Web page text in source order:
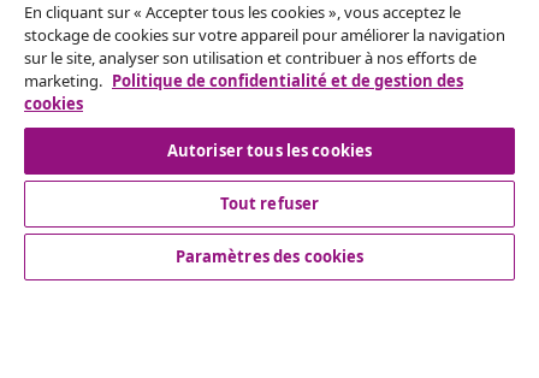
vidaXL
Découvrez-en plus
En cliquant sur « Accepter tous les cookies », vous acceptez le
stockage de cookies sur votre appareil pour améliorer la navigation
sur le site, analyser son utilisation et contribuer à nos efforts de
marketing. Politique de confidentialité et de gestion des
cookies
Autoriser tous les cookies
Tout refuser
Paramètres des cookies